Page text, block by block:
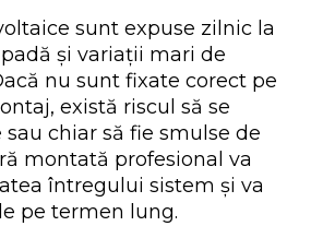
sunt expuse zilnic la
și variații mari de
nu sunt fixate corect pe
există riscul să se
sau chiar să fie smulse de
montată profesional va
întregului sistem și va
pe termen lung.